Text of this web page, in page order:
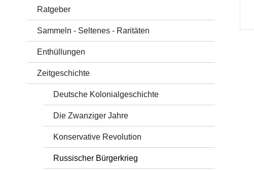
Ratgeber
Sammeln - Seltenes - Raritäten
Enthüllungen
Zeitgeschichte
Deutsche Kolonialgeschichte
Die Zwanziger Jahre
Konservative Revolution
Russischer Bürgerkrieg